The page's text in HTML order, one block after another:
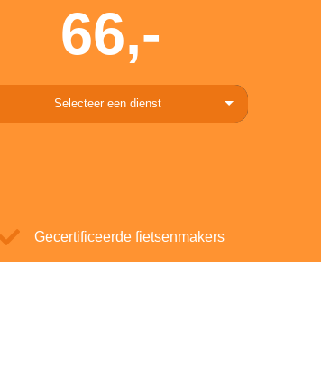
66,-
Selecteer een dienst
Gecertificeerde fietsenmakers